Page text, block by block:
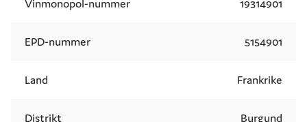
Vinmonopol-nummer 19314901
EPD-nummer 5154901
Land Frankrike
Distrikt Burgund